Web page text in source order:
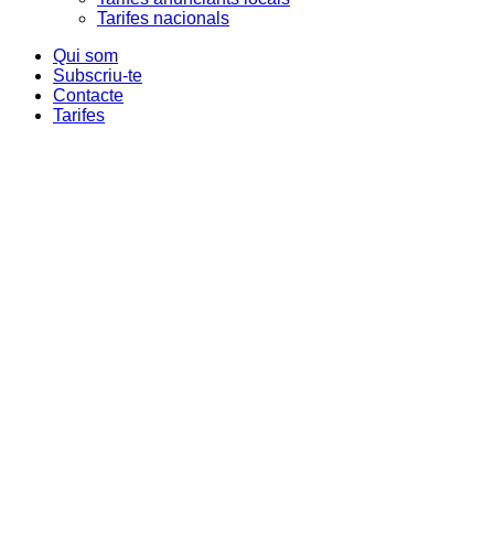
Tarifes nacionals
Qui som
Subscriu-te
Contacte
Tarifes